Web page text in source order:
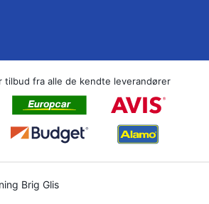
tilbud fra alle de kendte leverandører
Brig Glis